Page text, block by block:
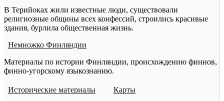
В Терийоках жили известные люди, существовали
религиозные общины всех конфессий, строились красивые
здания, бурлила общественная жизнь.
Немножко Финляндии
Материалы по истории Финляндии, происхождению финнов,
финно-угорскому языкознанию.
Исторические материалы Карты